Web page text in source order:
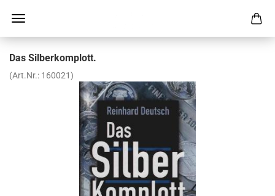
Das Sil­ber­kom­plott.
(Art.Nr.: 160021)